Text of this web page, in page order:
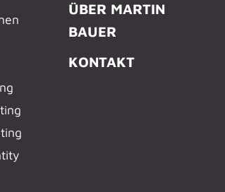
ÜBER MARTIN
BAUER
KONTAKT